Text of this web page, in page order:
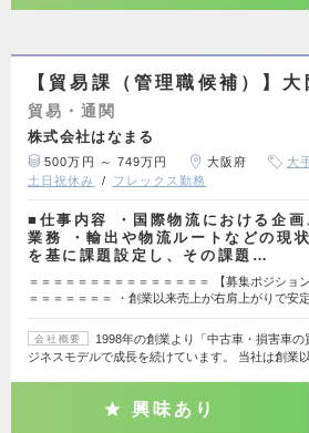
【貿易課（管理職候補）】大
貿易・通関
株式会社はなまる
500万円 ～ 749万円 大阪府 大
土日祝休み
フレックス勤務
■仕事内容 ・国際物流における企画
業務 ・輸出や物流ルートなどの現
を基に課題設定し、その課題…
＝＝＝＝＝＝＝＝＝＝＝＝＝＝＝ 【募集ポジショ
＝＝＝＝＝＝＝ ・創業以来売上が右肩上がりで安
会社概要
1998年の創業より「中古車・損害車
ジネスモデルで成長を続けています。 当社は創業
興味あり